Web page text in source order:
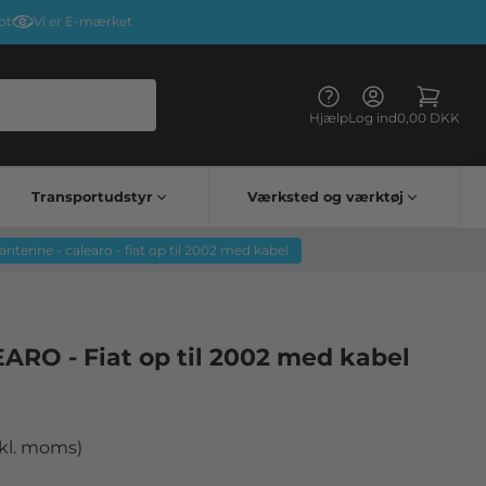
Vi er E-mærket
HjælpLog ind0,00 DKK
Transportudstyr Værksted og værktøj
- calearo - fiat op til 2002 med kabel
- Fiat op til 2002 med kabel
moms)